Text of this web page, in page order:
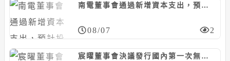
南電董事會通過新增資本支出，預計投資468億元
08/07 2
宸曜董事會決議發行國內第一次無擔保轉換債，計5億元